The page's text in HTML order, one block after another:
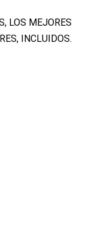
LOS MEJORES
INCLUIDOS.